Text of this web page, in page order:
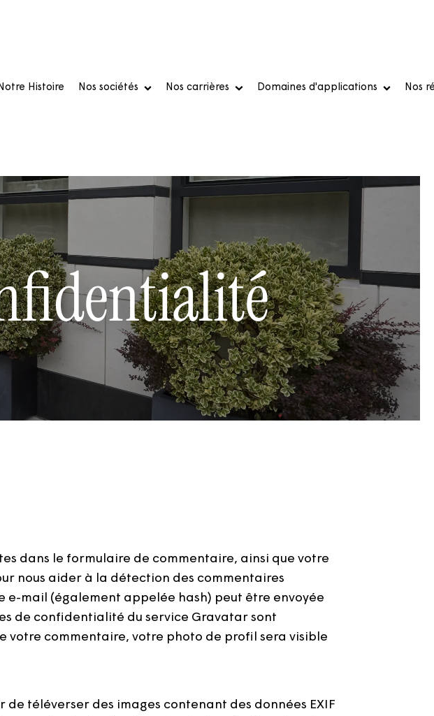
Histoire Nos sociétés Nos carrières Domaines d'applications Nos
dans le formulaire de commentaire, ainsi que votre
nous aider à la détection des commentaires
e-mail (également appelée hash) peut être envoyée
de confidentialité du service Gravatar sont
commentaire, votre photo de profil sera visible
de téléverser des images contenant des données EXIF